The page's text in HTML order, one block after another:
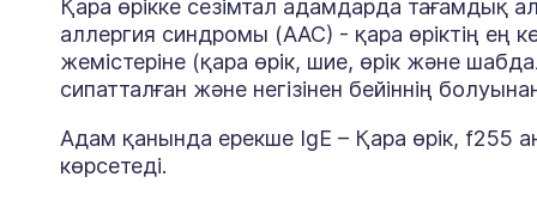
Қара өрікке сезімтал адамдарда тағамдық
аллергия синдромы (ААС) - қара өріктің ең
жемістеріне (қара өрік, шие, өрік және
сипатталған және негізінен бейіннің
Адам қанында ерекше IgE – Қара өрік, f255
көрсетеді.